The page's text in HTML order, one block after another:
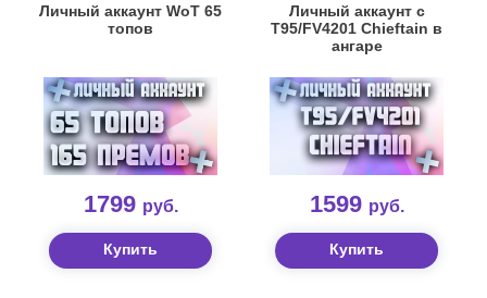
Личный аккаунт WoT 65
топов
1799 руб.
Купить
Личный аккаунт с
T95/FV4201 Chieftain в
ангаре
1599 руб.
Купить